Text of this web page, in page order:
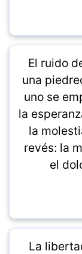
El ruido
una
uno se
la
la
revés: la
el
La